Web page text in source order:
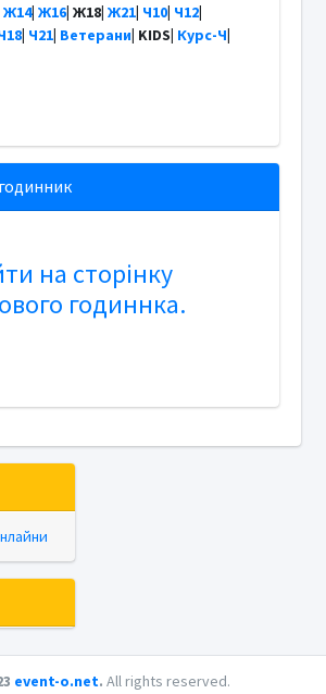
Ж14| Ж16| Ж18| Ж21| Ч10| Ч12|
| Ч21| Ветерани| KIDS| Курс-Ч|
на сторінку
годиннка.
event-o.net. All rights reserved.